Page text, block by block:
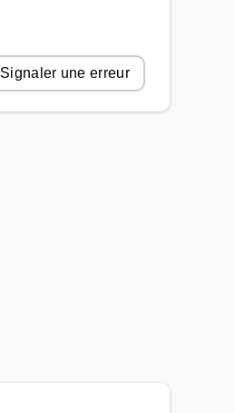
Signaler une erreur